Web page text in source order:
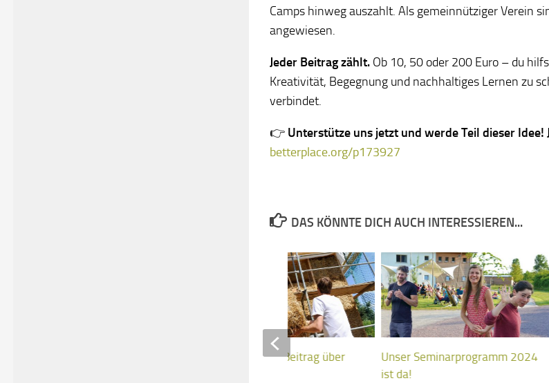
Camps hinweg auszahlt. Als gemeinnütziger Verein
angewiesen.
Jeder Beitrag zählt. Ob 10, 50 oder 200 Euro – du
Kreativität, Begegnung und nachhaltiges Lernen zu
verbindet.
👉 Unterstütze uns jetzt und werde Teil dieser
betterplace.org/p173927
DAS KÖNNTE DICH AUCH INTERESSIEREN...
Unser Seminarprogramm 2024
ist da!
Deutschlandfunk-Beitrag über